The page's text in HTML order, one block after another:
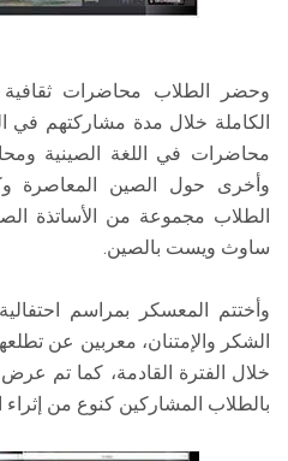
وحضر الطلاب محاضرات ثقافية
الكاملة خلال مدة مشاركتهم في
محاضرات في اللغة الصينية
وأخرى حول الصين المعاصرة
الطلاب مجموعة من الأساتذة
ساوث ويست بالصين.
وأختتم المعسكر بمراسم
الشكر والإمتنان، معربين عن
خلال الفترة القادمة، كما تم
بالطلاب المشاركين كنوع من إثراء